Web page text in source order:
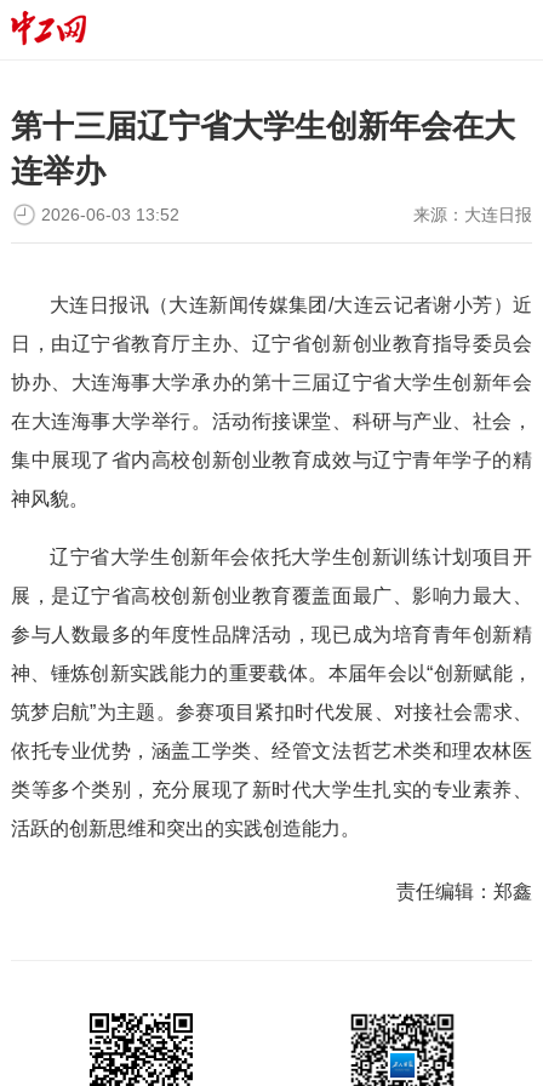
第十三届辽宁省大学生创新年会在大
连举办
来源： 大连日报
2026-06-03 13:52
大连日报讯（大连新闻传媒集团/大连云记者谢小芳）近
日，由辽宁省教育厅主办、辽宁省创新创业教育指导委员会
协办、大连海事大学承办的第十三届辽宁省大学生创新年会
在大连海事大学举行。活动衔接课堂、科研与产业、社会，
集中展现了省内高校创新创业教育成效与辽宁青年学子的精
神风貌。
辽宁省大学生创新年会依托大学生创新训练计划项目开
展，是辽宁省高校创新创业教育覆盖面最广、影响力最大、
参与人数最多的年度性品牌活动，现已成为培育青年创新精
神、锤炼创新实践能力的重要载体。本届年会以“创新赋能，
筑梦启航”为主题。参赛项目紧扣时代发展、对接社会需求、
依托专业优势，涵盖工学类、经管文法哲艺术类和理农林医
类等多个类别，充分展现了新时代大学生扎实的专业素养、
活跃的创新思维和突出的实践创造能力。
责任编辑：郑鑫